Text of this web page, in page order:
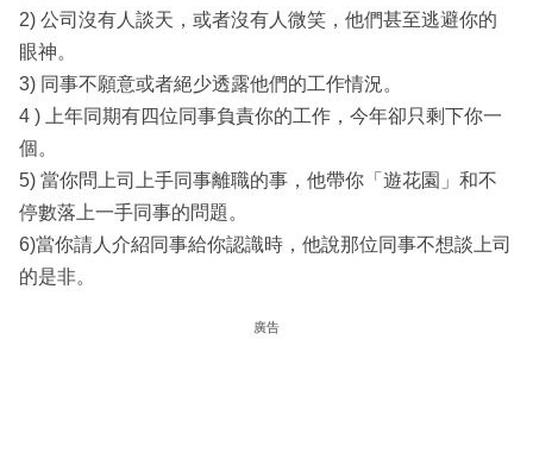
2) 公司沒有人談天，或者沒有人微笑，他們甚至逃避你的
眼神。
3) 同事不願意或者絕少透露他們的工作情況。
4 ) 上年同期有四位同事負責你的工作，今年卻只剩下你一
個。
5) 當你問上司上手同事離職的事，他帶你「遊花園」和不
停數落上一手同事的問題。
6)當你請人介紹同事給你認識時，他說那位同事不想談上司
的是非。
廣告